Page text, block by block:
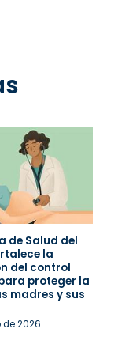
de Salud del
la
del control
proteger la
madres y sus
de 2026